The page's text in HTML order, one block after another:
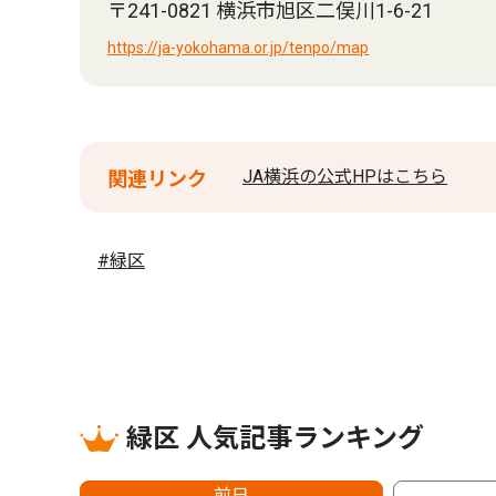
〒241-0821 横浜市旭区二俣川1-6-21
https://ja-yokohama.or.jp/tenpo/map
関連リンク JA横浜の公式HPはこちら
#緑区
緑区 人気記事ランキング